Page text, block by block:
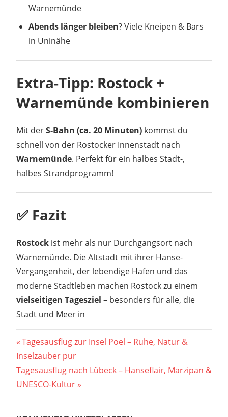
Warnemünde
Abends länger bleiben? Viele Kneipen & Bars
in Uninähe
Extra-Tipp: Rostock +
Warnemünde kombinieren
Mit derS-Bahn (ca. 20 Minuten) kommst du
schnell von der Rostocker Innenstadt nach
Warnemünde. Perfekt für ein halbes Stadt-,
halbes Strandprogramm!
✅ Fazit
Rostock ist mehr als nur Durchgangsort nach
Warnemünde. Die Altstadt mit ihrer Hanse-
Vergangenheit, der lebendige Hafen und das
moderne Stadtleben machen Rostock zu einem
vielseitigen Tagesziel – besonders für alle, die
Stadt und Meer in
Beitragsnavigation
Vorheriger
Beitrag:
Tagesausflug zur Insel Poel – Ruhe, Natur &
Inselzauber pur
Nächster
Beitrag:
Tagesausflug nach Lübeck – Hanseflair, Marzipan &
UNESCO-Kultur